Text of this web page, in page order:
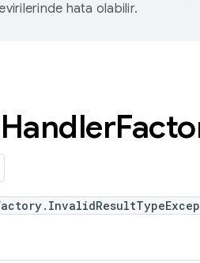
hata olabilir.
Handler